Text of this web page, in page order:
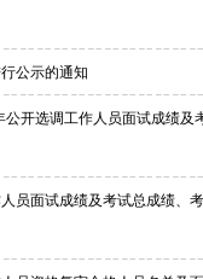
公示的通知
开选调工作人员面试成绩及
员面试成绩及考试总成绩、